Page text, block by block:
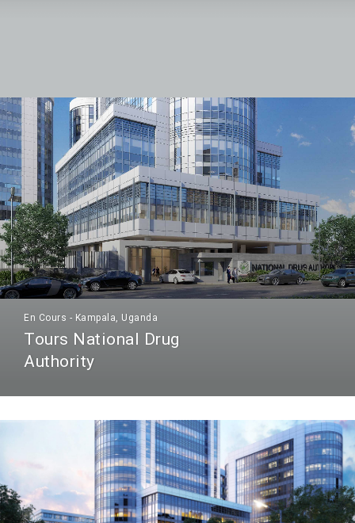
En Cours - Kampala, Uganda
Tours National Drug
Authority